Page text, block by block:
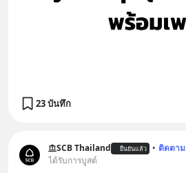
23 บันทึก
SCB Thailand ยืนยันแล้ว • ติดตาม
ได้รับการบูสต์